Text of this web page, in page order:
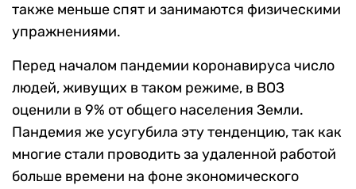
также меньше спят и занимаются физическими
упражнениями.
Перед началом пандемии коронавируса число
людей, живущих в таком режиме, в ВОЗ
оценили в 9% от общего населения Земли.
Пандемия же усугубила эту тенденцию, так как
многие стали проводить за удаленной работой
больше времени на фоне экономического